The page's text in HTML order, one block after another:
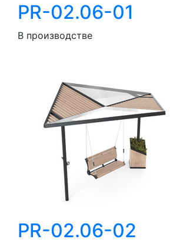
PR-02.06-01
В производстве
PR-02.06-02